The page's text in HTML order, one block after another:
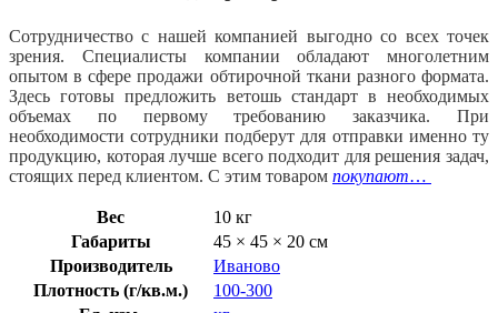
Сотрудничество с нашей компанией выгодно со всех точек
зрения. Специалисты компании обладают многолетним
опытом в сфере продажи обтирочной ткани разного формата.
Здесь готовы предложить ветошь стандарт в необходимых
объемах по первому требованию заказчика. При
необходимости сотрудники подберут для отправки именно ту
продукцию, которая лучше всего подходит для решения задач,
стоящих перед клиентом. С этим товаром покупают…
Вес
10 кг
Габариты
45 × 45 × 20 см
Производитель
Иваново
Плотность (г/кв.м.)
100-300